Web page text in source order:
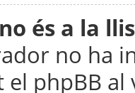
és a la
no ha
phpBB